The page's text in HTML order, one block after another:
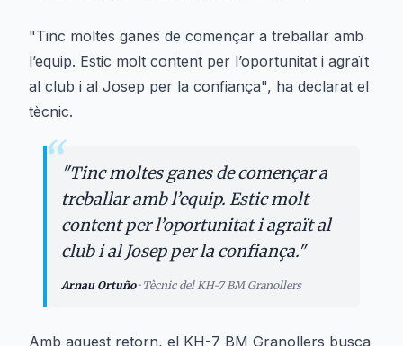
"Tinc moltes ganes de començar a treballar amb
l’equip. Estic molt content per l’oportunitat i agraït
al club i al Josep per la confiança", ha declarat el
tècnic.
“"Tinc moltes ganes de començar a
treballar amb l’equip. Estic molt
content per l’oportunitat i agraït al
club i al Josep per la confiança."
Arnau Ortuño· Tècnic del KH-7 BM Granollers
Amb aquest retorn, el KH-7 BM Granollers busca